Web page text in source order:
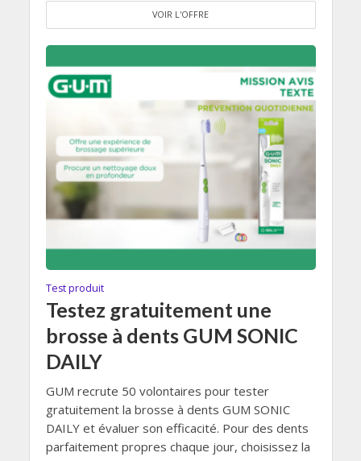
VOIR L'OFFRE
Test produit
Testez gratuitement une
brosse à dents GUM SONIC
DAILY
GUM recrute 50 volontaires pour tester
gratuitement la brosse à dents GUM SONIC
DAILY et évaluer son efficacité. Pour des dents
parfaitement propres chaque jour, choisissez la